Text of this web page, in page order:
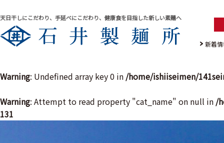
天日干しにこだわり、手延べにこだわり、健康食を目指した新しい素麺へ
新着
Warning: Undefined array key 0 in /home/ishiiseimen/
Warning: Attempt to read property "cat_name" on null in /
131